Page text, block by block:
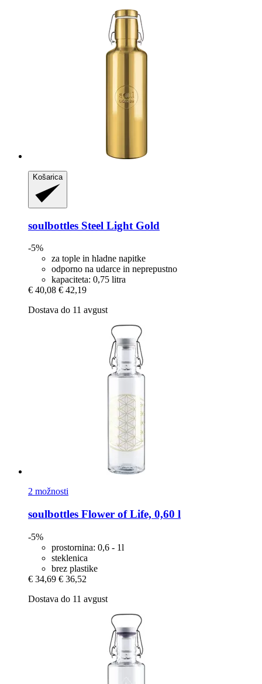
Košarica
soulbottles Steel Light Gold
-5%
za tople in hladne napitke
odporno na udarce in neprepustno
kapaciteta: 0,75 litra
€ 40,08 € 42,19
Dostava do 11 avgust
2 možnosti
soulbottles Flower of Life, 0,60 l
-5%
prostornina: 0,6 - 1l
steklenica
brez plastike
€ 34,69 € 36,52
Dostava do 11 avgust